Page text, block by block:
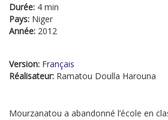
Durée: 4 min
Pays: Niger
Année: 2012
Version: Français
Réalisateur: Ramatou Doulla Harouna
Mourzanatou a abandonné l’école en